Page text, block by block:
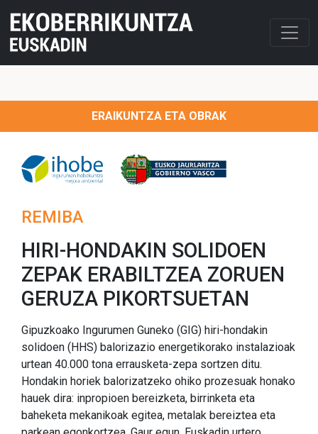
ERAIKUNTZA ETA OBRAK
REMIBA
HIRI-HONDAKIN SOLIDOEN
ZEPAK ERABILTZEA ZORUEN
GERUZA PIKORTSUETAN
Gipuzkoako Ingurumen Guneko (GIG) hiri-hondakin
solidoen (HHS) balorizazio energetikorako instalazioak
urtean 40.000 tona errausketa-zepa sortzen ditu.
Hondakin horiek balorizatzeko ohiko prozesuak honako
hauek dira: inpropioen bereizketa, birrinketa eta
baheketa mekanikoak egitea, metalak bereiztea eta